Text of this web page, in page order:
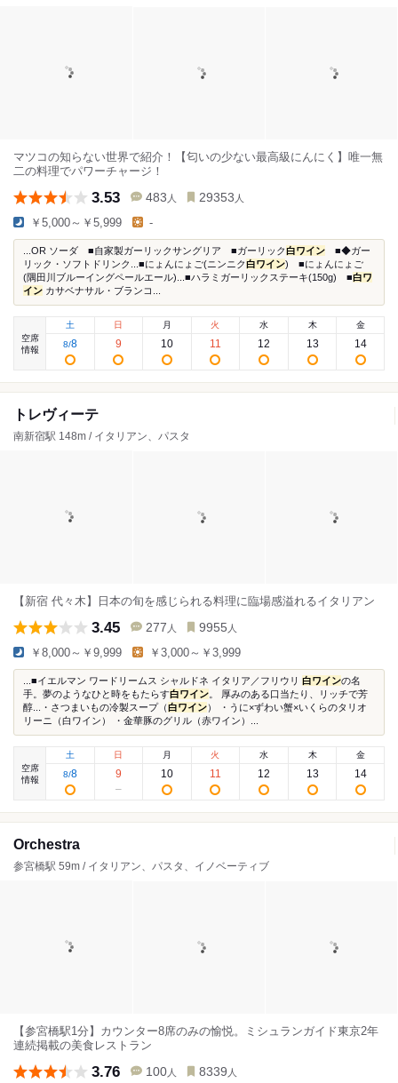
マツコの知らない世界で紹介！【匂いの少ない最高級にんにく】唯一無
二の料理でパワーチャージ！
3.53 483 人 29353 人
￥5,000～￥5,999 -
...OR ソーダ ■自家製ガーリックサングリア ■ガーリック白ワイン ■◆ガー
リック・ソフトドリンク...■にょんにょご(ニンニク白ワイン) ■にょんにょご
(隅田川ブルーイングペールエール)...■ハラミガーリックステーキ(150g) ■白ワ
イン カサベナサル・ブランコ...
空席
情報
土
8/8
日
9
月
10
火
11
水
12
木
13
金
14
トレヴィーテ
南新宿駅 148m / イタリアン、パスタ
【新宿 代々木】日本の旬を感じられる料理に臨場感溢れるイタリアン
3.45 277 人 9955 人
￥8,000～￥9,999 ￥3,000～￥3,999
...■イエルマン ワードリームス シャルドネ イタリア／フリウリ 白ワインの名
手。夢のようなひと時をもたらす白ワイン 。 厚みのある口当たり、リッチで芳
醇...・さつまいもの冷製スープ（白ワイン） ・うに×ずわい蟹×いくらのタリオ
リーニ（白ワイン） ・金華豚のグリル（赤ワイン）...
空席
情報
土
8/8
日
9
月
10
火
11
水
12
木
13
金
14
Orchestra
参宮橋駅 59m / イタリアン、パスタ、イノベーティブ
【参宮橋駅1分】カウンター8席のみの愉悦。ミシュランガイド東京2年
連続掲載の美食レストラン
3.76 100 人 8339 人